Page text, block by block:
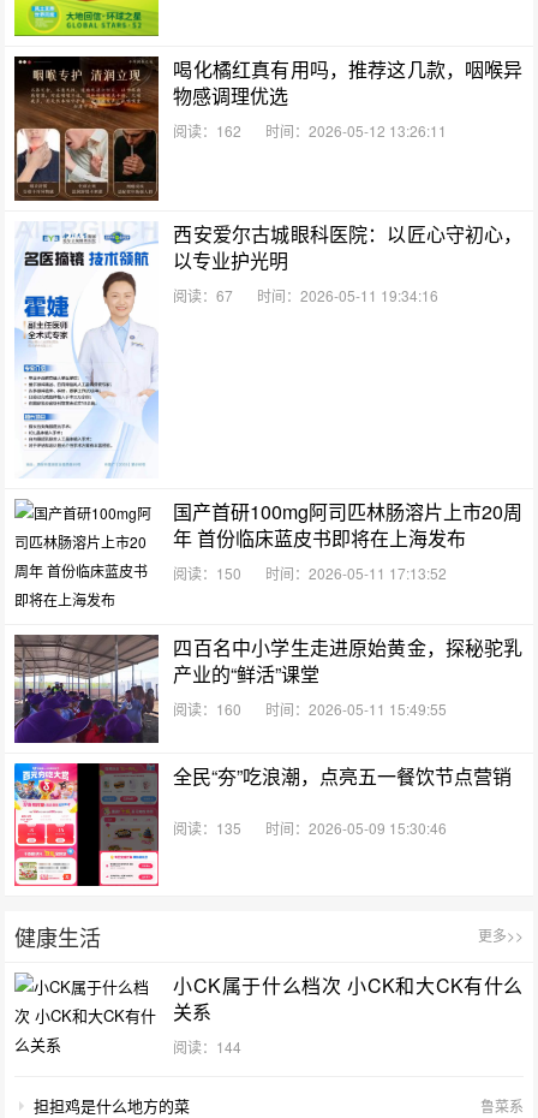
喝化橘红真有用吗，推荐这几款，咽喉异
物感调理优选
阅读：162 时间：2026-05-12 13:26:11
西安爱尔古城眼科医院：以匠心守初心，
以专业护光明
阅读：67 时间：2026-05-11 19:34:16
国产首研100mg阿司匹林肠溶片上市20周
年 首份临床蓝皮书即将在上海发布
阅读：150 时间：2026-05-11 17:13:52
四百名中小学生走进原始黄金，探秘驼乳
产业的“鲜活”课堂
阅读：160 时间：2026-05-11 15:49:55
全民“夯”吃浪潮，点亮五一餐饮节点营销
阅读：135 时间：2026-05-09 15:30:46
健康生活 更多>>
小CK属于什么档次 小CK和大CK有什么
关系
阅读：144
担担鸡是什么地方的菜 鲁菜系